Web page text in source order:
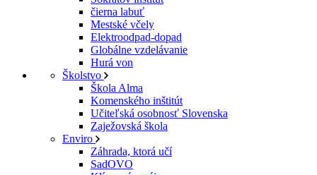
čierna labuť
Mestské včely
Elektroodpad-dopad
Globálne vzdelávanie
Hurá von
Školstvo
Škola Alma
Komenského inštitút
Učiteľská osobnosť Slovenska
Zaježovská škola
Enviro
Záhrada, ktorá učí
SadOVO